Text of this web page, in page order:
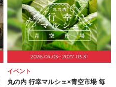
2026-04-03~ 2027-03-31
イベント
丸の内 行幸マルシェ×青空市場 毎